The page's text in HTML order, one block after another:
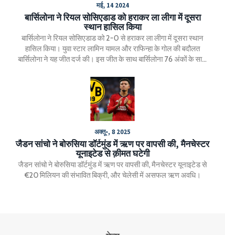
मई, 14 2024
बार्सिलोना ने रियल सोसिएडाड को हराकर ला लीगा में दूसरा
स्थान हासिल किया
बार्सिलोना ने रियल सोसिएडाड को 2-0 से हराकर ला लीगा में दूसरा स्थान
हासिल किया। युवा स्टार लामिन यामल और राफिन्हा के गोल की बदौलत
बार्सिलोना ने यह जीत दर्ज की। इस जीत के साथ बार्सिलोना 76 अंकों के साथ
अक्तू॰, 8 2025
जैडन सांचो ने बोरुसिया डॉर्टमुंड में ऋण पर वापसी की, मैनचेस्टर
यूनाइटेड से क़ीमत घटेगी
जैडन सांचो ने बोरुसिया डॉर्टमुंड में ऋण पर वापसी की, मैनचेस्टर यूनाइटेड से
€20 मिलियन की संभावित बिक्री, और चेलेसी में असफल ऋण अवधि।